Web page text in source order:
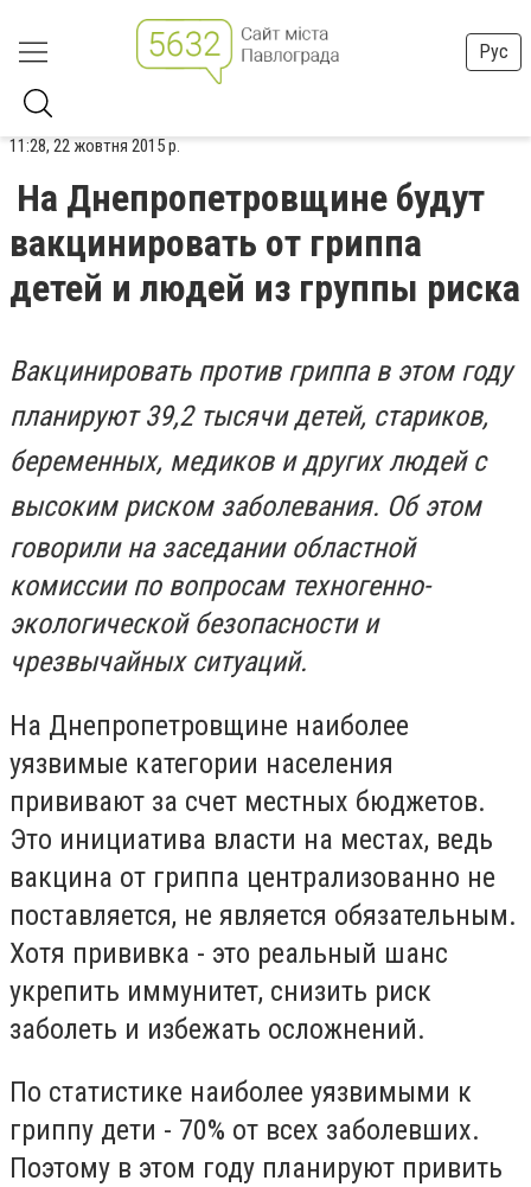
Рус
11:28, 22 жовтня 2015 р.
На Днепропетровщине будут
вакцинировать от гриппа
детей и людей из группы риска
Вакцинировать против гриппа в этом году
планируют 39,2 тысячи детей, стариков,
беременных, медиков и других людей с
высоким риском заболевания. Об этом
говорили на заседании областной
комиссии по вопросам техногенно-
экологической безопасности и
чрезвычайных ситуаций.
На Днепропетровщине наиболее
уязвимые категории населения
прививают за счет местных бюджетов.
Это инициатива власти на местах, ведь
вакцина от гриппа централизованно не
поставляется, не является обязательным.
Хотя прививка - это реальный шанс
укрепить иммунитет, снизить риск
заболеть и избежать осложнений.
По статистике наиболее уязвимыми к
гриппу дети - 70% от всех заболевших.
Поэтому в этом году планируют привить